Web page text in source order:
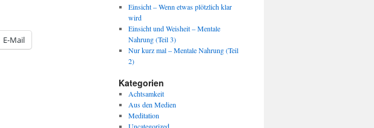
E-Mail
Einsicht – Wenn etwas plötzlich klar
wird
Einsicht und Weisheit – Mentale
Nahrung (Teil 3)
Nur kurz mal – Mentale Nahrung (Teil
2)
Kategorien
Achtsamkeit
Aus den Medien
Meditation